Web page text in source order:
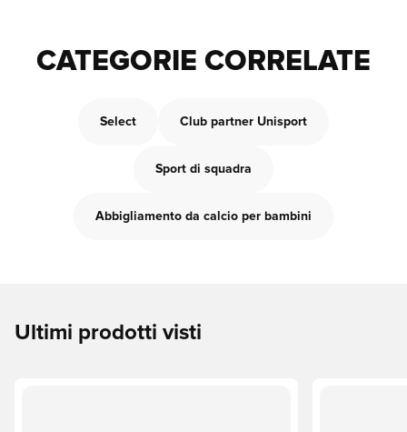
CATEGORIE CORRELATE
Select Club partner Unisport
Sport di squadra
Abbigliamento da calcio per bambini
Ultimi prodotti visti